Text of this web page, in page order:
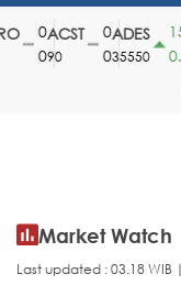
ACST
90
ADES
35550
150
Market Watch
Last updated : 03.18